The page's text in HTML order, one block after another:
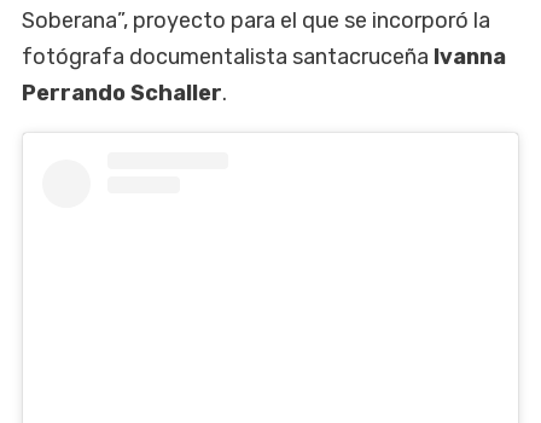
Soberana”, proyecto para el que se incorporó la
fotógrafa documentalista santacruceña Ivanna
Perrando Schaller.